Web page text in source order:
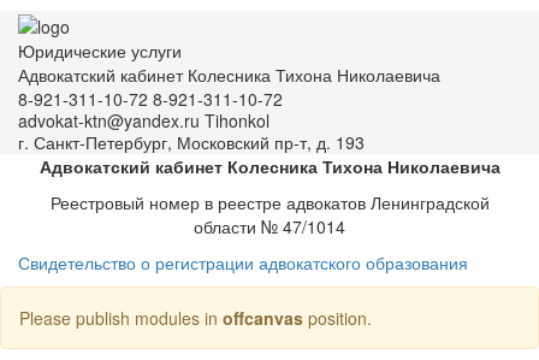
Юридические услуги
Адвокатский кабинет Колесника Тихона Николаевича
8-921-311-10-72 8-921-311-10-72
advokat-ktn@yandex.ru Tihonkol
г. Санкт-Петербург, Московский пр-т, д. 193
Адвокатский кабинет Колесника Тихона Николаевича
Реестровый номер в реестре адвокатов Ленинградской
области № 47/1014
Свидетельство о регистрации адвокатского образования
Please publish modules in offcanvas position.